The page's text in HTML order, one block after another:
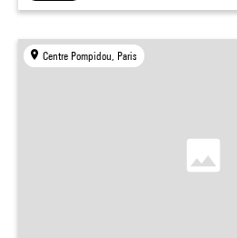
Centre Pompidou, Paris